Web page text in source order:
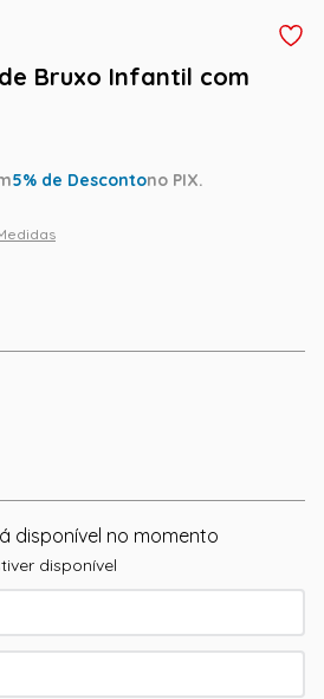
Bruxo Infantil com
5% de Descontono PIX.
disponível no momento
disponível